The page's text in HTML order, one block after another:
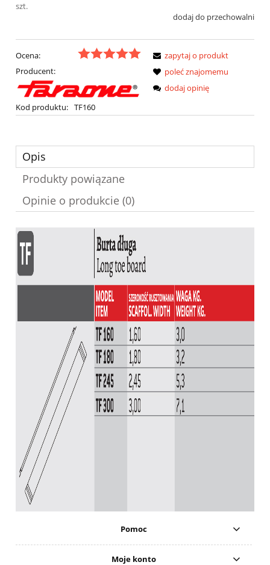
szt.
dodaj do przechowalni
Ocena:
Producent:
Kod produktu: TF160
zapytaj o produkt
poleć znajomemu
dodaj opinię
Opis
Produkty powiązane
Opinie o produkcie (0)
Pomoc
Moje konto